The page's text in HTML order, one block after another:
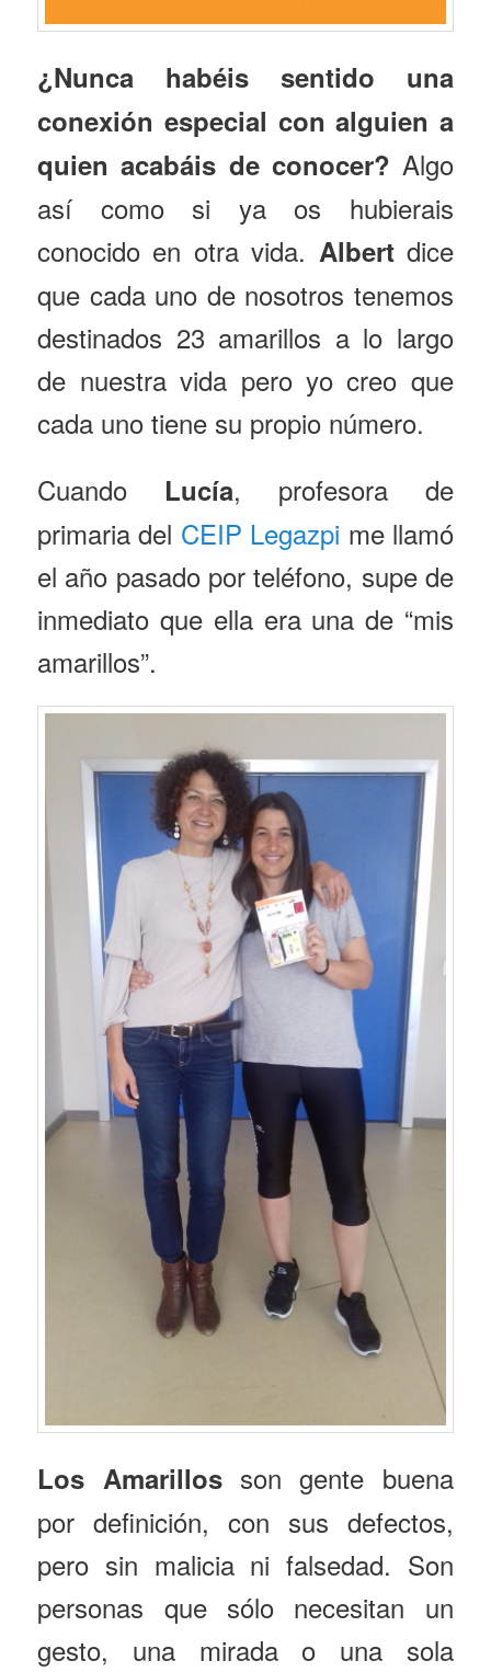
¿Nunca habéis sentido una
conexión especial con alguien a
quien acabáis de conocer? Algo
así como si ya os hubierais
conocido en otra vida. Albertdice
que cada uno de nosotros tenemos
destinados 23 amarillos a lo largo
de nuestra vida pero yo creo que
cada uno tiene su propio número.
Cuando Lucía, profesora de
primaria del CEIP Legazpi me llamó
el año pasado por teléfono, supe de
inmediato que ella era una de “mis
amarillos”.
Los Amarillosson gente buena
por definición, con sus defectos,
pero sin malicia ni falsedad. Son
personas que sólo necesitan un
gesto, una mirada o una sola